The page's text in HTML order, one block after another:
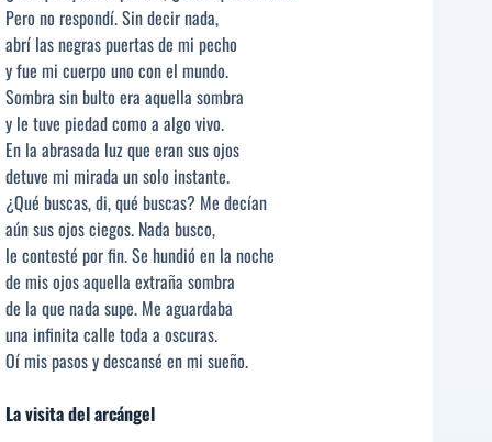
Pero no respondí. Sin decir nada,
abrí las negras puertas de mi pecho
y fue mi cuerpo uno con el mundo.
Sombra sin bulto era aquella sombra
y le tuve piedad como a algo vivo.
En la abrasada luz que eran sus ojos
detuve mi mirada un solo instante.
¿Qué buscas, di, qué buscas? Me decían
aún sus ojos ciegos. Nada busco,
le contesté por fin. Se hundió en la noche
de mis ojos aquella extraña sombra
de la que nada supe. Me aguardaba
una infinita calle toda a oscuras.
Oí mis pasos y descansé en mi sueño.
La visita del arcángel